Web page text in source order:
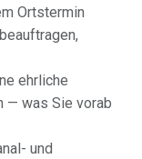
Ortstermin
ehrliche
— was Sie vorab
und